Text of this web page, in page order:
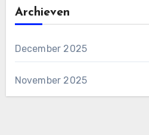
Archieven
December 2025
November 2025